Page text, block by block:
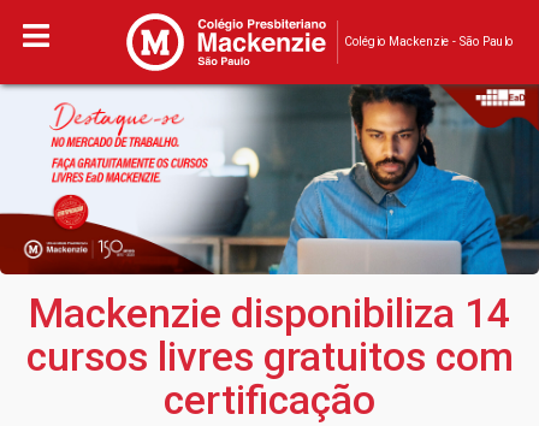
Colégio Mackenzie - São Paulo
Mackenzie disponibiliza 14
cursos livres gratuitos com
certificação